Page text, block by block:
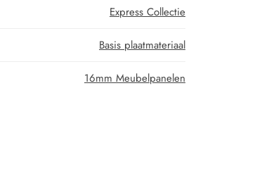
Express Collectie
Basis plaatmateriaal
16mm Meubelpanelen